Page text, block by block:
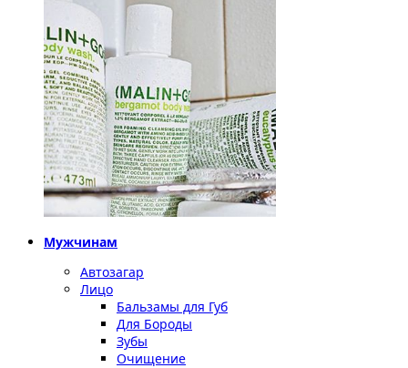
Мужчинам
Автозагар
Лицо
Бальзамы для Губ
Для Бороды
Зубы
Очищение